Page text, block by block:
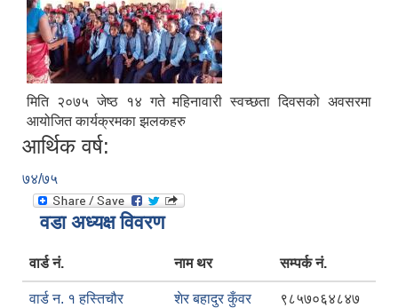
मिति २०७५ जेष्ठ १४ गते महिनावारी स्वच्छता दिवसको अवसरमा
आयोजित कार्यक्रमका झलकहरु
आर्थिक वर्ष:
७४/७५
वडा अध्यक्ष विवरण
वार्ड नं. नाम थर सम्पर्क नं.
वार्ड न. १ हस्तिचौर शेर बहादुर कुँवर ९८५७०६४८४७